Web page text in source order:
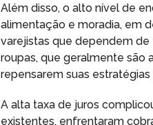
Além disso, o alto nível de
alimentação e moradia, em
varejistas que dependem
roupas, que geralmente são
repensarem suas
A alta taxa de juros
existentes, enfrentaram